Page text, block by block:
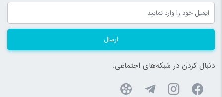
ارسال
دنبال کردن در شبکه‌های اجتماعی: